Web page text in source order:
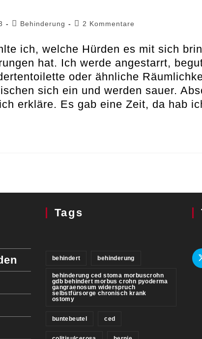
Beitrags-
Behinderung
Beitrags-
2 Kommentare
ich, welche Hürden es mit sich
hat. Ich werde angestarrt,
oder ähnliche
sich ein und werden sauer.
erkläre. Es gab eine Zeit, da hab
Tags
behindert behinderung
behinderung ced stoma morbuscrohn
gdb behindert morbus crohn pyoderma
gangraenosum widerspruch
selbstfürsorge chronisch krank
ostomy
buntebeutel ced